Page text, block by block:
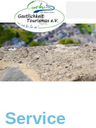
springen
Service